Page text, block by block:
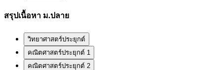
สรุปเนื้อหา ม.ปลาย
วิทยาศาสตร์ประยุกต์
คณิตศาสตร์ประยุกต์ 1
คณิตศาสตร์ประยุกต์ 2